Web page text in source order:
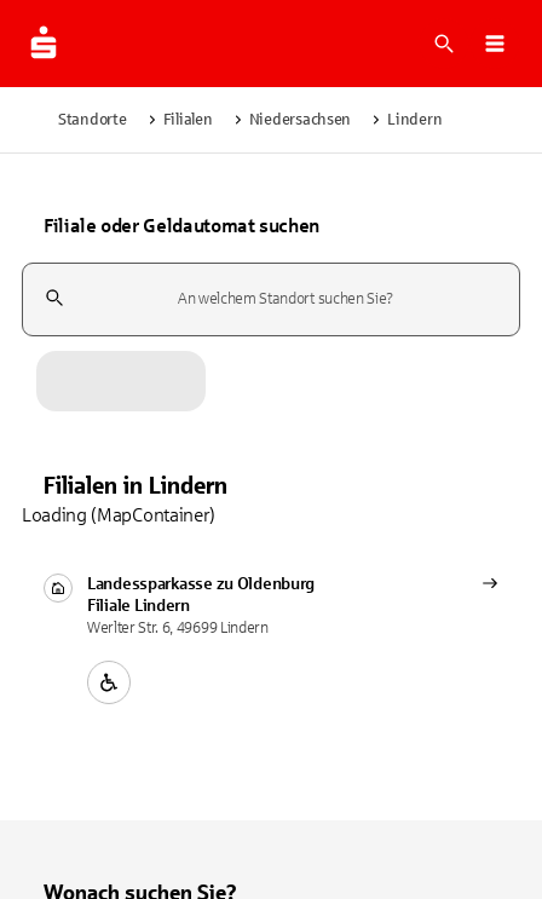
Suche
Standorte Filialen Niedersachsen Lindern
Filiale oder Geldautomat suchen
Suchfeld
Filialen in Lindern
Landessparkasse zu Oldenburg
Filiale
Lindern
Werlter Str. 6, 49699 Lindern
Loading (MapContainer)
Wonach suchen Sie?